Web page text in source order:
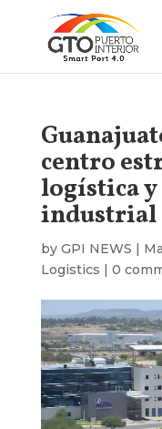
centro
logística
industrial
by GPI NEWS |
Logistics | 0